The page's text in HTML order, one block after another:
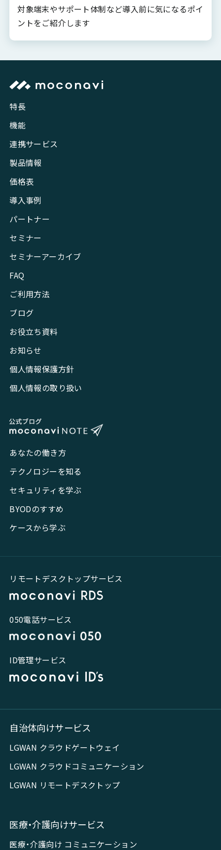
対象端末やサポート体制など導入前に気になるポイ
ントをご紹介します
特長
機能
連携サービス
製品情報
価格表
導入事例
パートナー
セミナー
セミナーアーカイブ
FAQ
ご利用方法
ブログ
お役立ち資料
お知らせ
個人情報保護方針
個人情報の取り扱い
あなたの働き方
テクノロジーを知る
セキュリティを学ぶ
BYODのすすめ
ケースから学ぶ
リモートデスクトップサービス
050電話サービス
ID管理サービス
自治体向けサービス
LGWAN クラウドゲートウェイ
LGWAN クラウドコミュニケーション
LGWAN リモートデスクトップ
医療・介護向けサービス
医療・介護向け コミュニケーション